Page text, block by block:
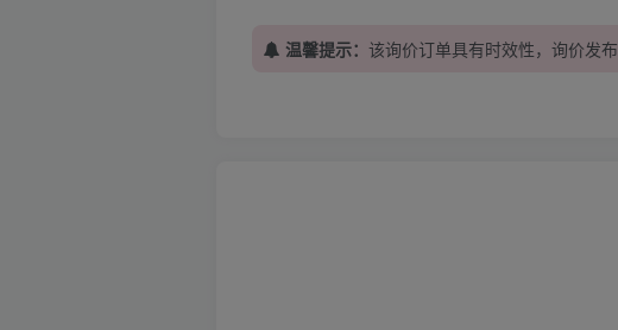
温馨提示： 该询价订单具有时效性，询价发布